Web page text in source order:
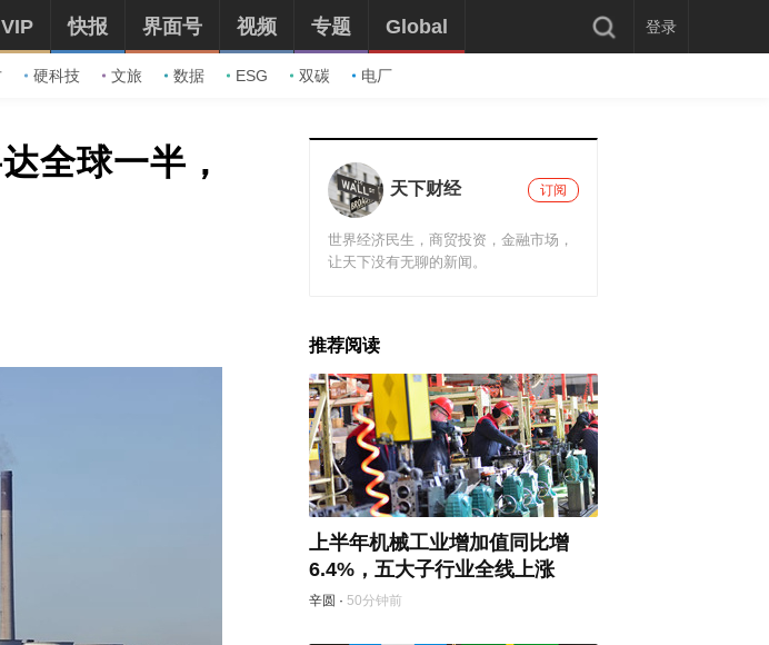
硬科技 文旅 数据 ESG 双碳 电厂
VIP 快报 界面号 视频 专题 Global 登录
全球一半，
天下财经 订阅
世界经济民生，商贸投资，金融市场，
让天下没有无聊的新闻。
推荐阅读
上半年机械工业增加值同比增
6.4%，五大子行业全线上涨
辛圆 · 50分钟前